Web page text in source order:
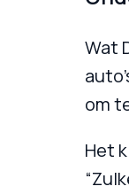
Wat
om
Het